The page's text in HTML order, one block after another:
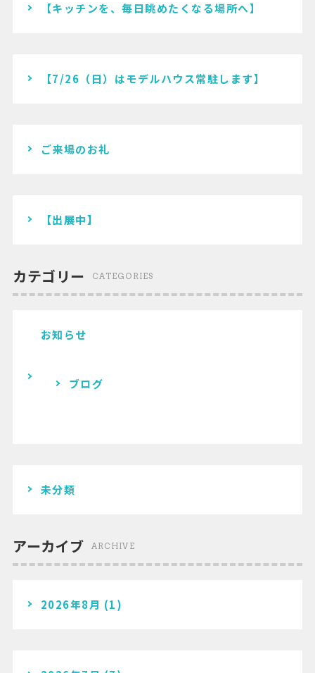
【キッチンを、毎日眺めたくなる場所へ】
【7/26（日）はモデルハウス常駐します】
ご来場のお礼
【出展中】
カテゴリー CATEGORIES
お知らせ
ブログ
未分類
アーカイブ ARCHIVE
2026年8月 (1)